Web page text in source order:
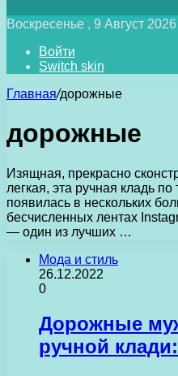
Воскресенье , 9 Август 2026
Войти
Switch skin
Главная/дорожные
дорожные
Изящная, прекрасно
легкая, эта ручная кладь
появилась в нескольких
бесчисленных лентах
— один из лучших …
Мода и стиль
26.12.2022
0
Дорожные
ручной